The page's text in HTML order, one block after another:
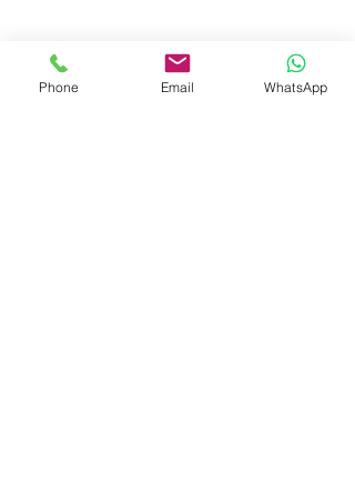
Phone Email WhatsApp